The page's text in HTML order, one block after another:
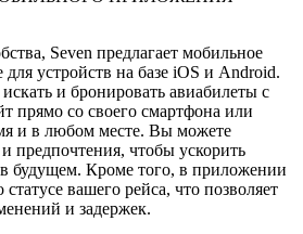
Seven предлагает мобильное
устройств на базе iOS и Android.
и бронировать авиабилеты с
прямо со своего смартфона или
и в любом месте. Вы можете
предпочтения, чтобы ускорить
будущем. Кроме того, в приложении
вашего рейса, что позволяет
и задержек.